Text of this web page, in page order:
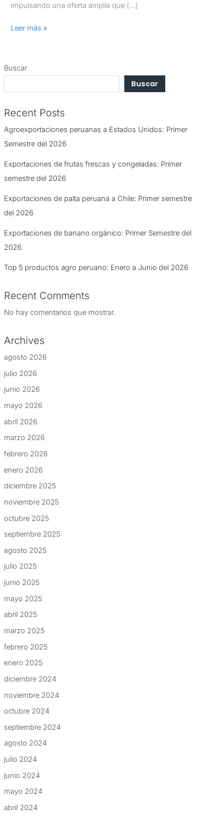
impulsando una oferta amplia que […]
Leer más »
Buscar
Buscar
Recent Posts
Agroexportaciones peruanas a Estados Unidos: Primer
Semestre del 2026
Exportaciones de frutas frescas y congeladas: Primer
semestre del 2026
Exportaciones de palta peruana a Chile: Primer semestre
del 2026
Exportaciones de banano orgánico: Primer Semestre del
2026
Top 5 productos agro peruano: Enero a Junio del 2026
Recent Comments
No hay comentarios que mostrar.
Archives
agosto 2026
julio 2026
junio 2026
mayo 2026
abril 2026
marzo 2026
febrero 2026
enero 2026
diciembre 2025
noviembre 2025
octubre 2025
septiembre 2025
agosto 2025
julio 2025
junio 2025
mayo 2025
abril 2025
marzo 2025
febrero 2025
enero 2025
diciembre 2024
noviembre 2024
octubre 2024
septiembre 2024
agosto 2024
julio 2024
junio 2024
mayo 2024
abril 2024